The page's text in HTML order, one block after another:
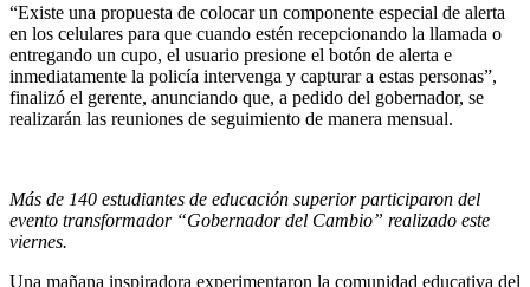
“Existe una propuesta de colocar un componente especial de alerta
en los celulares para que cuando estén recepcionando la llamada o
entregando un cupo, el usuario presione el botón de alerta e
inmediatamente la policía intervenga y capturar a estas personas”,
finalizó el gerente, anunciando que, a pedido del gobernador, se
realizarán las reuniones de seguimiento de manera mensual.
Más de 140 estudiantes de educación superior participaron del
evento transformador “Gobernador del Cambio” realizado este
viernes.
Una mañana inspiradora experimentaron la comunidad educativa del